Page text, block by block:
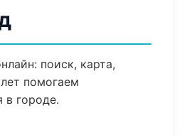
поиск, карта,
помогаем
в городе.